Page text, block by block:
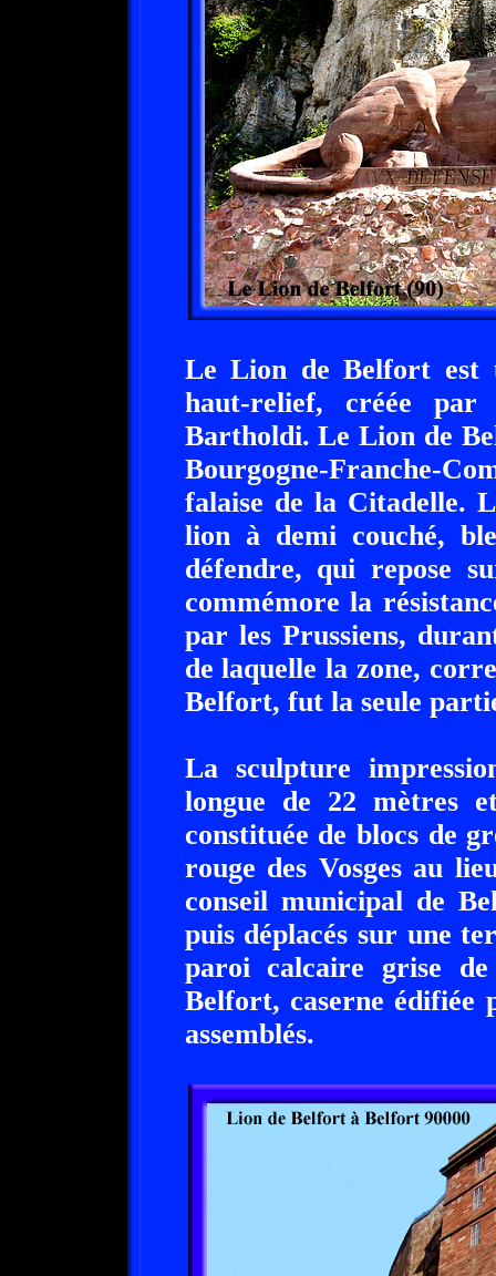
Le Lion de Belfort est
haut-relief, créée par
Bartholdi. Le Lion de
Bourgogne-Franche-
falaise de la Citadelle.
lion à demi couché,
défendre, qui repose
commémore la
par les Prussiens,
de laquelle la zone,
Belfort, fut la seule
La sculpture
longue de 22 mètres
constituée de blocs de
rouge des Vosges au
conseil municipal de
puis déplacés sur une
paroi calcaire grise
Belfort, caserne édifiée
assemblés.